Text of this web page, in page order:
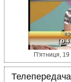
П'ятниця,